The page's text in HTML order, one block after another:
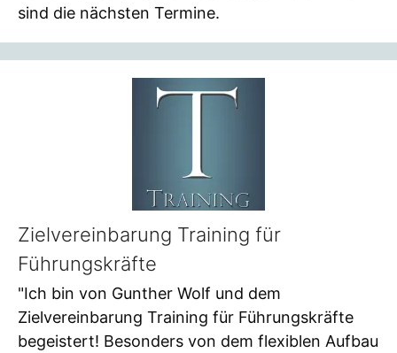
sind die nächsten Termine.
Zielvereinbarung Training für
Führungskräfte
"Ich bin von Gunther Wolf und dem
Zielvereinbarung Training für Führungskräfte
begeistert! Besonders von dem flexiblen Aufbau